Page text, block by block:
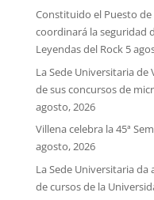
Constituido el Puesto
coordinará la seguridad
Leyendas del Rock 5
La Sede Universitaria de
de sus concursos de
agosto, 2026
Villena celebra la 45ª
agosto, 2026
La Sede Universitaria
de cursos de la